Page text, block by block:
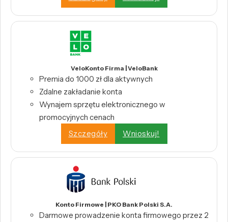
VeloKonto Firma | VeloBank
Premia do 1000 zł dla aktywnych
Zdalne zakładanie konta
Wynajem sprzętu elektronicznego w
promocyjnych cenach
Szczegóły
Wnioskuj!
Konto Firmowe | PKO Bank Polski S.A.
Darmowe prowadzenie konta firmowego przez 2